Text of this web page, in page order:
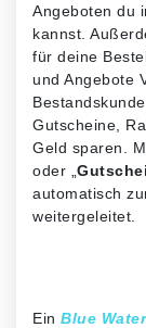
Angeboten du
kannst.
für deine
und Angebote
Gutscheine,
Geld sparen.
oder „
automatisch
weitergeleitet.
Ein Blue